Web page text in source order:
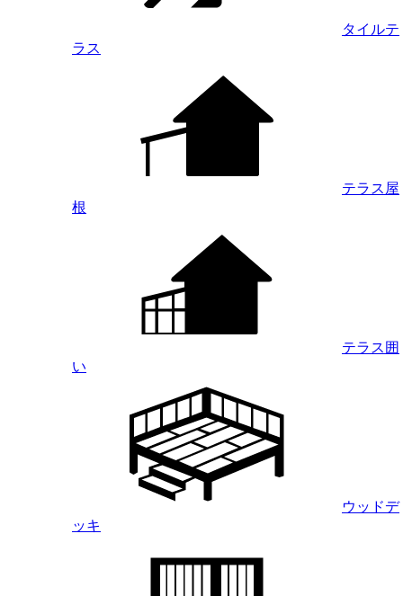
タイルテ
ラス
テラス屋
根
テラス囲
い
ウッドデ
ッキ